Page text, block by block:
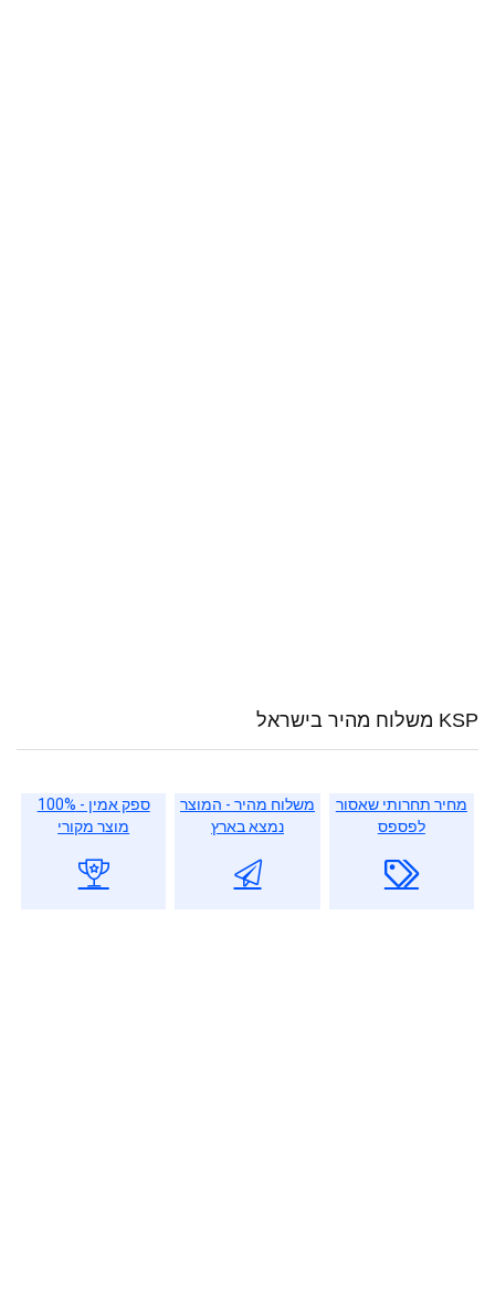
KSP משלוח מהיר בישראל
מחיר תחרותי שאסור
לפספס
משלוח מהיר - המוצר
נמצא בארץ
ספק אמין - 100%
מוצר מקורי